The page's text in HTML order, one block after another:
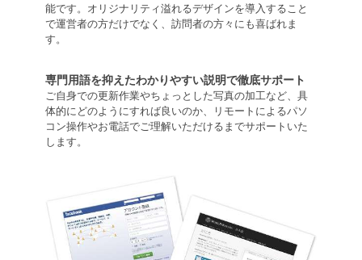
能です。オリジナリティ溢れるデザインを導入すること
で運営者の方だけでなく、訪問者の方々にも喜ばれま
す。
専門用語を抑えたわかりやすい説明で徹底サポート
ご自身での更新作業やちょっとした写真の加工など、具
体的にどのようにすれば良いのか、リモートによるパソ
コン操作やお電話でご理解いただけるまでサポートいた
します。